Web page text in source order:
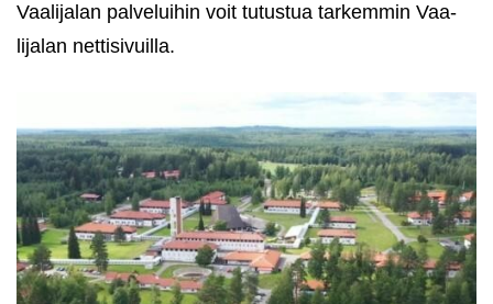
Vaa­li­ja­lan pal­ve­lui­hin voit tu­tus­tua tar­kem­min Vaa­
li­ja­lan net­ti­si­vuil­la.